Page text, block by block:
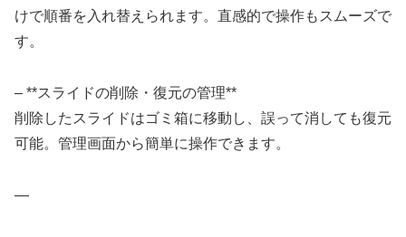
けで順番を入れ替えられます。直感的で操作もスムーズで
す。
– **スライドの削除・復元の管理**
削除したスライドはゴミ箱に移動し、誤って消しても復元
可能。管理画面から簡単に操作できます。
—